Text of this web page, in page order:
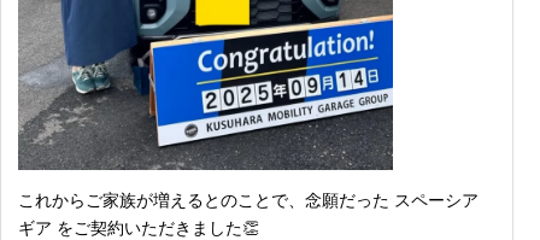
これからご家族が増えるとのことで、念願だった スペーシア
ギア をご契約いただきました👏